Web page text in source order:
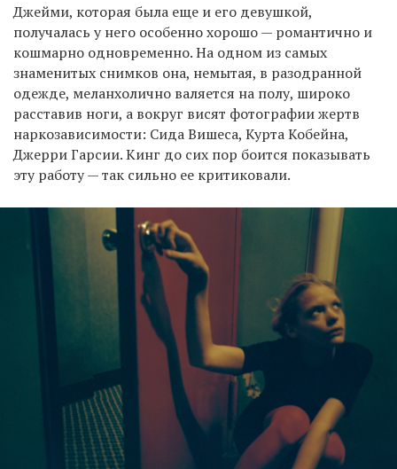
Джейми, которая была еще и его девушкой,
получалась у него особенно хорошо — романтично и
кошмарно одновременно. На одном из самых
знаменитых снимков она, немытая, в разодранной
одежде, меланхолично валяется на полу, широко
расставив ноги, а вокруг висят фотографии жертв
наркозависимости: Сида Вишеса, Курта Кобейна,
Джерри Гарсии. Кинг до сих пор боится показывать
эту работу — так сильно ее критиковали.